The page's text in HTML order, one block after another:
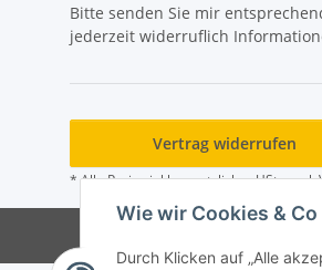
Wie wir Cookies &
Durch Klicken auf „Alle
Bitte senden Sie mir
jederzeit widerruflich
Vertrag widerrufen
* Alle Preise inkl. gesetzlicher USt., zzgl.